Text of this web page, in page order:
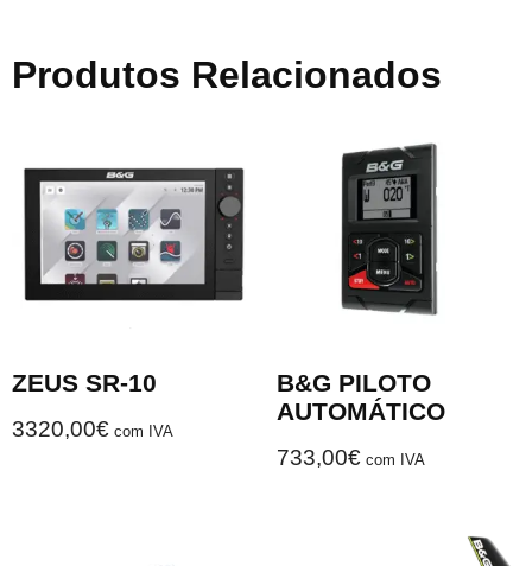
Produtos Relacionados
ZEUS SR-10
3320,00€ com IVA
B&G PILOTO
AUTOMÁTICO
733,00€ com IVA